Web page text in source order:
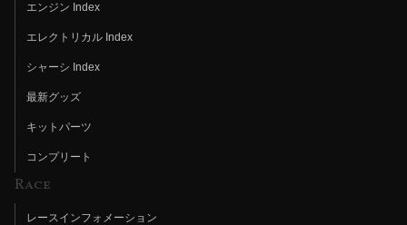
エンジン Index
エレクトリカル Index
シャーシ Index
最新グッズ
キットパーツ
コンプリート
Race
レースインフォメーション